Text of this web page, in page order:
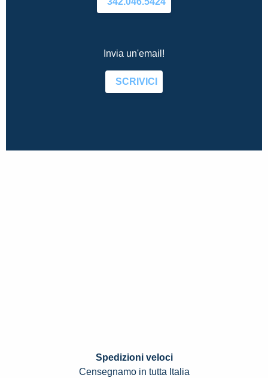
Invia un'email!
SCRIVICI
Spedizioni veloci
Censegnamo in tutta Italia